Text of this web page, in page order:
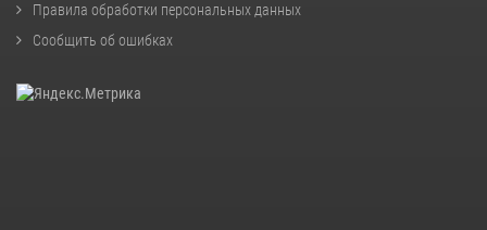
Правила обработки персональных данных
Сообщить об ошибках